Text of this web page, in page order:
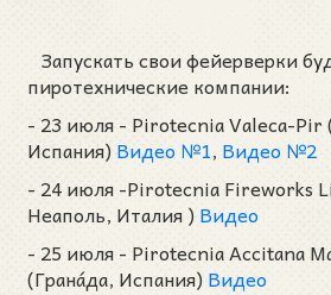
Запускать свои фейерверки
пиротехнические компании:
- 23 июля - Pirotecnia Valeca-Pir
Испания) Видео №1, Видео №2
- 24 июля -Pirotecnia Fireworks
Неаполь, Италия ) Видео
- 25 июля - Pirotecnia Accitana
(Грана́да, Испания) Видео